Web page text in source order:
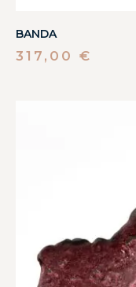
BANDA
317,00 €